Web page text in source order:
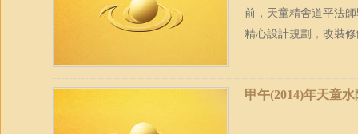
前，天童精舍道平法
精心設計規劃，改裝
甲午(2014)年天童